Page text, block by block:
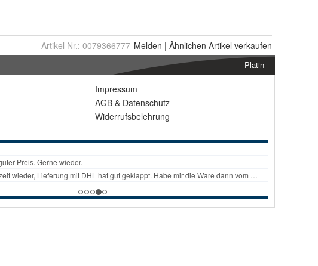
Artikel Nr.: 0079366777 Melden | Ähnlichen Artikel verkaufen
Platin
Impressum
AGB & Datenschutz
Widerrufsbelehrung